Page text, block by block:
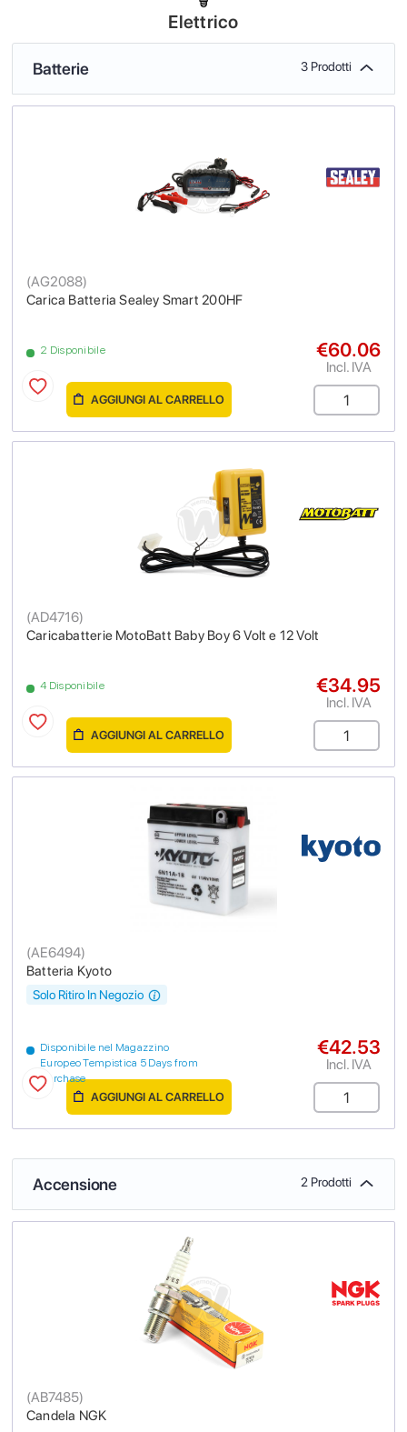
Elettrico
Batterie 3 Prodotti
Carica Batteria Sealey Smart 200HF
(AG2088)
2 Disponibile €60.06
Incl. IVA
AGGIUNGI AL CARRELLO
Caricabatterie MotoBatt Baby Boy 6 Volt e 12 Volt
(AD4716)
4 Disponibile €34.95
Incl. IVA
AGGIUNGI AL CARRELLO
Batteria Kyoto
(AE6494)
Disponibile nel Magazzino
Europeo Tempistica 5 Days from
purchase
Solo Ritiro In Negozio
€42.53
Incl. IVA
AGGIUNGI AL CARRELLO
Accensione 2 Prodotti
Candela NGK
(AB7485)